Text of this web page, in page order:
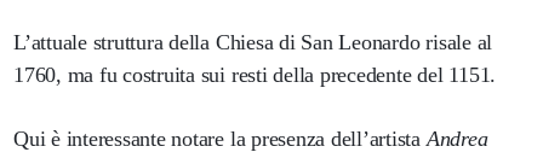
L’attuale struttura della Chiesa di San Leonardo risale al
1760, ma fu costruita sui resti della precedente del 1151.
Qui è interessante notare la presenza dell’artistaAndrea